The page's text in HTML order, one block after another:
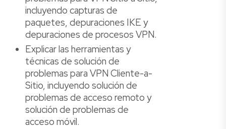
incluyendo capturas de
paquetes, depuraciones IKE y
depuraciones de procesos VPN.
Explicar las herramientas y
técnicas de solución de
problemas para VPN Cliente-a-
Sitio, incluyendo solución de
problemas de acceso remoto y
solución de problemas de
acceso móvil.